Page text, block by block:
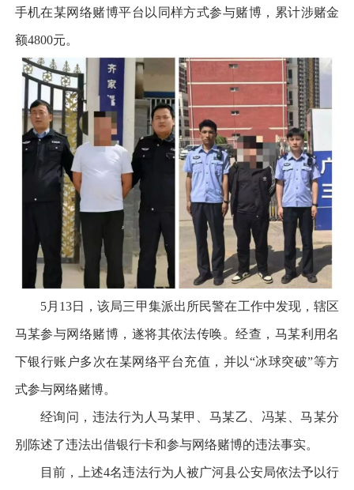
手机在某网络赌博平台以同样方式参与赌博，累计涉赌金
额4800元。
5月13日，该局三甲集派出所民警在工作中发现，辖区
马某参与网络赌博，遂将其依法传唤。经查，马某利用名
下银行账户多次在某网络平台充值，并以“冰球突破”等方
式参与网络赌博。
经询问，违法行为人马某甲、马某乙、冯某、马某分
别陈述了违法出借银行卡和参与网络赌博的违法事实。
目前，上述4名违法行为人被广河县公安局依法予以行